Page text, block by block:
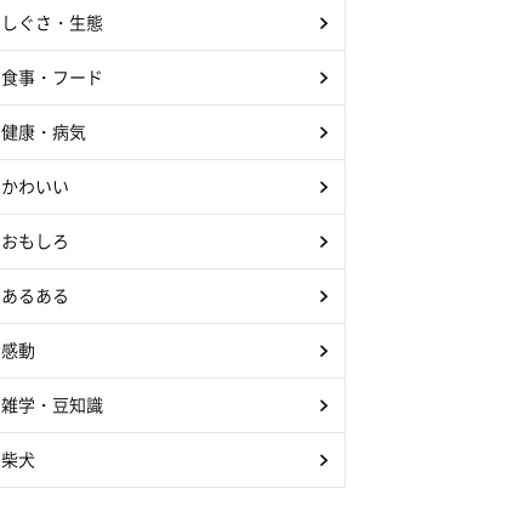
しぐさ・生態
食事・フード
健康・病気
かわいい
おもしろ
あるある
感動
雑学・豆知識
柴犬